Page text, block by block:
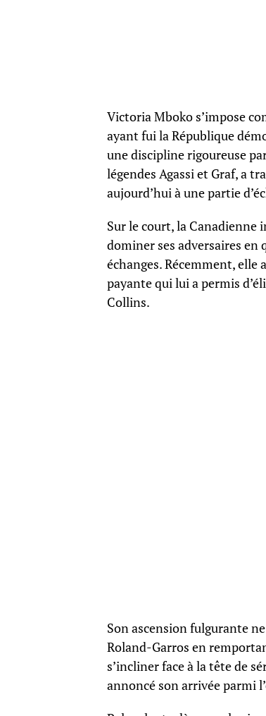
Victoria Mboko s’impose
ayant fui la République
une discipline rigoureuse
légendes Agassi et Graf, a
aujourd’hui à une partie
Sur le court, la Canadienne
dominer ses adversaires
échanges. Récemment,
payante qui lui a permis
Collins.
Son ascension fulgurante
Roland-Garros en
s’incliner face à la tête de
annoncé son arrivée parmi